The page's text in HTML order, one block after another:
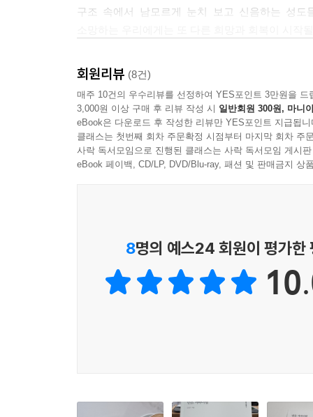
복음의 작동이기에 저마다 처한 환경에서 믿음
왜냐하면 그것은 거룩함과 변화의 주체이신 삼위
- 2025년 2월, 그리스도의 완전을 향해 오늘도 현
구조 속에서 남모르게 눈치 보고 신음하는 성
기독교의 간증은 어느 특정한 사람의 체험과 고
예수 그리스도를 믿는 우리가 모두 간증자이고,
실천신학자인 김신구 목사님이 ‘성경과 신학의
- 정민교 (흰여울교회 담임 목사, AL-MINISTRY 대
저자는 그저 교회를 부정적인 시각으로 바라보고
회원리뷰 (8건)
매주 10건의 우수리뷰를 선정하여 YES포인트 3만원을 드
3,000원 이상 구매 후 리뷰 작성 시 일반회원 300원, 마니
eBook은 다운로드 후 작성한 리뷰만 YES포인트 지급됩니
클래스는 첫번째 회차 주문확정 시점부터 마지막 회차 주
사락 독서모임으로 진행된 클래스는 사락 독서모임 게시
eBook 페이백, CD/LP, DVD/Blu-ray, 패션 및 판매금지 상
8명의 예스24 회원이 평가한